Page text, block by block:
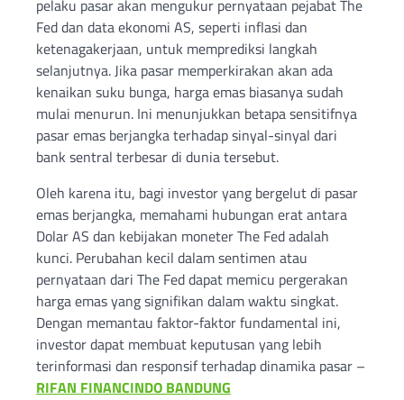
pelaku pasar akan mengukur pernyataan pejabat The
Fed dan data ekonomi AS, seperti inflasi dan
ketenagakerjaan, untuk memprediksi langkah
selanjutnya. Jika pasar memperkirakan akan ada
kenaikan suku bunga, harga emas biasanya sudah
mulai menurun. Ini menunjukkan betapa sensitifnya
pasar emas berjangka terhadap sinyal-sinyal dari
bank sentral terbesar di dunia tersebut.
Oleh karena itu, bagi investor yang bergelut di pasar
emas berjangka, memahami hubungan erat antara
Dolar AS dan kebijakan moneter The Fed adalah
kunci. Perubahan kecil dalam sentimen atau
pernyataan dari The Fed dapat memicu pergerakan
harga emas yang signifikan dalam waktu singkat.
Dengan memantau faktor-faktor fundamental ini,
investor dapat membuat keputusan yang lebih
terinformasi dan responsif terhadap dinamika pasar –
RIFAN FINANCINDO BANDUNG